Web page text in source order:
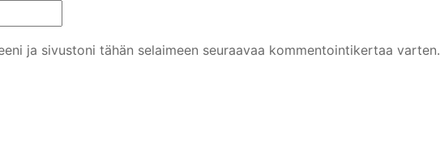
ja sivustoni tähän selaimeen seuraavaa kommentointikertaa varten.